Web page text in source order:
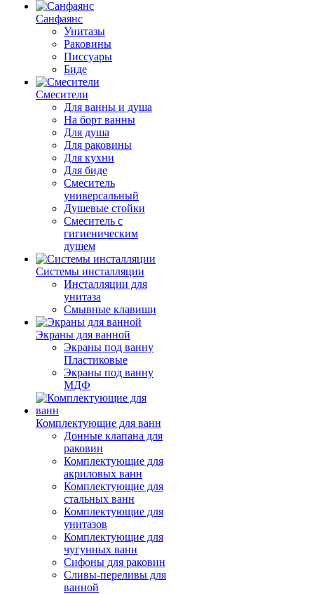
Санфаянс
Унитазы
Раковины
Писсуары
Биде
Смесители
Для ванны и душа
На борт ванны
Для душа
Для раковины
Для кухни
Для биде
Смеситель
универсальный
Душевые стойки
Смеситель с
гигиеническим
душем
Системы инсталляции
Инсталляции для
унитаза
Смывные клавиши
Экраны для ванной
Экраны под ванну
Пластиковые
Экраны под ванну
МДФ
Комплектующие для ванн
Донные клапана для
раковин
Комплектующие для
акриловых ванн
Комплектующие для
стальных ванн
Комплектующие для
унитазов
Комплектующие для
чугунных ванн
Сифоны для раковин
Сливы-переливы для
ванной